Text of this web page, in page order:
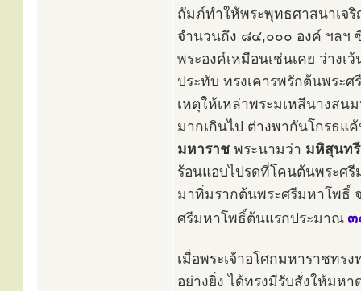
ถัมภ์ทำให้พระพุทธศาสนาเจริ
จำนวนถึง ๘๔,๐๐๐ องค์ ฯลฯ
พระองค์เหมือนเช่นเคย ว่าง
ประทับ ทรงเคารพรักต้นพระศ
เหตุให้เหล่าพระมเหสีนางสน
มากเกินไป ต่างพากันโกรธ
มหาราช พระนามว่า มหิสุนท
ร้อนแอบไปรดที่โคนต้นพระศรี
มาทิ่มรากต้นพระศรีมหาโพธิ์
ศรีมหาโพธิ์ต้นแรกประมาณ ๓
เมื่อพระเจ้าอโศกมหาราชท
อย่างยิ่ง ได้ทรงมีรับสั่งให้มห